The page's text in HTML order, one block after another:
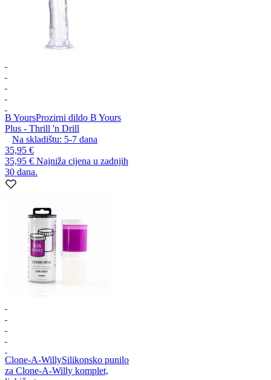
B YoursProzirni dildo B Yours
Plus - Thrill 'n Drill
Na skladištu: 5-7 dana
35,95 €
35,95 € Najniža cijena u zadnjih
30 dana.
Clone-A-WillySilikonsko punilo
za Clone-A-Willy komplet,